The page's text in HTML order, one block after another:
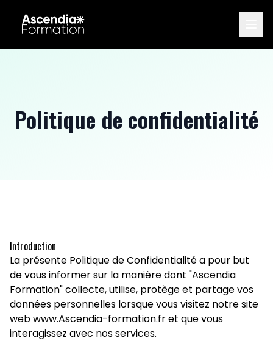
Politique de confidentialité
Introduction
La présente Politique de Confidentialité a pour but
de vous informer sur la manière dont "Ascendia
Formation" collecte, utilise, protège et partage vos
données personnelles lorsque vous visitez notre site
web www.Ascendia-formation.fr et que vous
interagissez avec nos services.